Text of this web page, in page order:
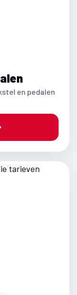
en pedalen